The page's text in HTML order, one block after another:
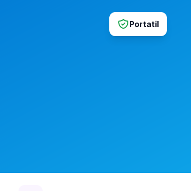
Portatil